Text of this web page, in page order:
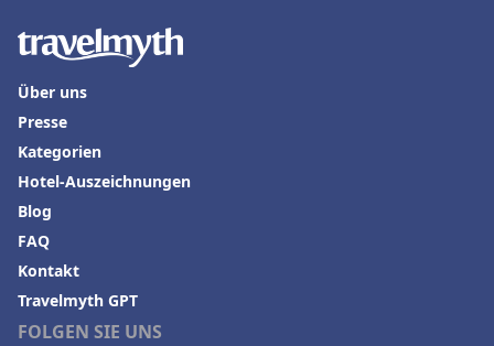
FOLGEN SIE UNS
Über uns
Presse
Kategorien
Hotel-Auszeichnungen
Blog
FAQ
Kontakt
Travelmyth GPT